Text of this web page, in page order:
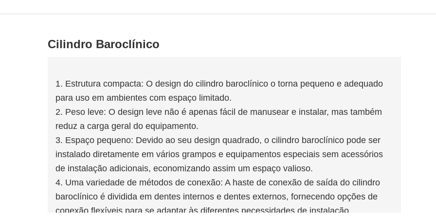
Cilindro Baroclínico
1. Estrutura compacta: O design do cilindro baroclínico o torna pequeno e adequado
para uso em ambientes com espaço limitado.
2. Peso leve: O design leve não é apenas fácil de manusear e instalar, mas também
reduz a carga geral do equipamento.
3. Espaço pequeno: Devido ao seu design quadrado, o cilindro baroclínico pode ser
instalado diretamente em vários grampos e equipamentos especiais sem acessórios
de instalação adicionais, economizando assim um espaço valioso.
4. Uma variedade de métodos de conexão: A haste de conexão de saída do cilindro
baroclínico é dividida em dentes internos e dentes externos, fornecendo opções de
conexão flexíveis para se adaptar às diferentes necessidades de instalação.